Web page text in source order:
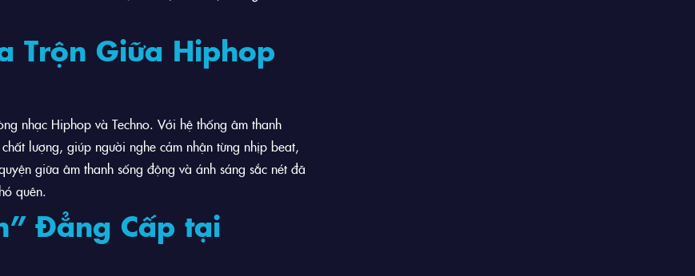
Trộn Giữa Hiphop
nhạc Hiphop và Techno. Với hệ thống âm thanh
lượng, giúp người nghe cảm nhận từng nhịp beat,
giữa âm thanh sống động và ánh sáng sắc nét đã
quên.
Đẳng Cấp tại